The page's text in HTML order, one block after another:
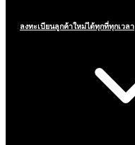
ลงทะเบียนลูกค้าใหม่ได้ทุกที่ทุกเวลา